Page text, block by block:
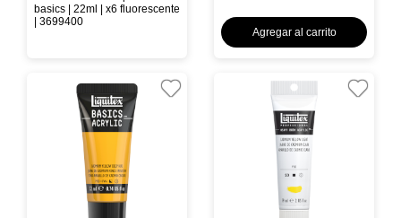
basics | 22ml | x6 fluorescente
| 3699400
Agregar al carrito